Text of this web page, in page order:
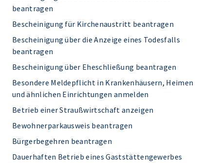
beantragen
Bescheinigung für Kirchenaustritt beantragen
Bescheinigung über die Anzeige eines Todesfalls
beantragen
Bescheinigung über Eheschließung beantragen
Besondere Meldepflicht in Krankenhäusern, Heimen
und ähnlichen Einrichtungen anmelden
Betrieb einer Straußwirtschaft anzeigen
Bewohnerparkausweis beantragen
Bürgerbegehren beantragen
Dauerhaften Betrieb eines Gaststättengewerbes